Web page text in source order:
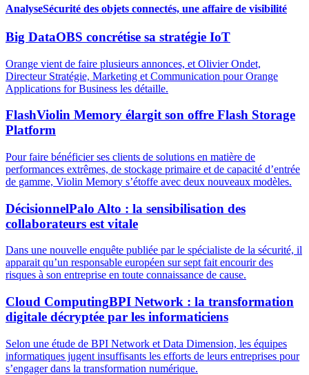
AnalyseSécurité des objets connectés, une affaire de visibilité
Big DataOBS concrétise sa stratégie IoT
Orange vient de faire plusieurs annonces, et Olivier Ondet,
Directeur Stratégie, Marketing et Communication pour Orange
Applications for Business les détaille.
FlashViolin Memory élargit son offre Flash Storage
Platform
Pour faire bénéficier ses clients de solutions en matière de
performances extrêmes, de stockage primaire et de capacité d’entrée
de gamme, Violin Memory s’étoffe avec deux nouveaux modèles.
DécisionnelPalo Alto : la sensibilisation des
collaborateurs est vitale
Dans une nouvelle enquête publiée par le spécialiste de la sécurité, il
apparait qu’un responsable européen sur sept fait encourir des
risques à son entreprise en toute connaissance de cause.
Cloud ComputingBPI Network : la transformation
digitale décryptée par les informaticiens
Selon une étude de BPI Network et Data Dimension, les équipes
informatiques jugent insuffisants les efforts de leurs entreprises pour
s’engager dans la transformation numérique.